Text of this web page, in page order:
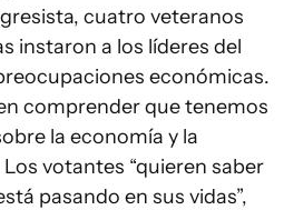
cuatro veteranos
instaron a los líderes del
económicas.
comprender que tenemos
la economía y la
votantes “quieren saber
pasando en sus vidas”,